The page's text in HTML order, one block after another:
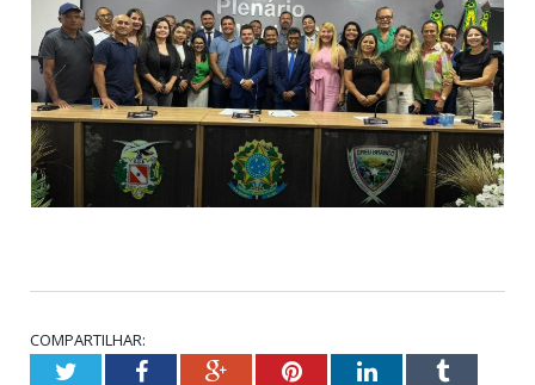
COMPARTILHAR:
TwitterFacebookGoogle+PinterestLinkedInTumblr